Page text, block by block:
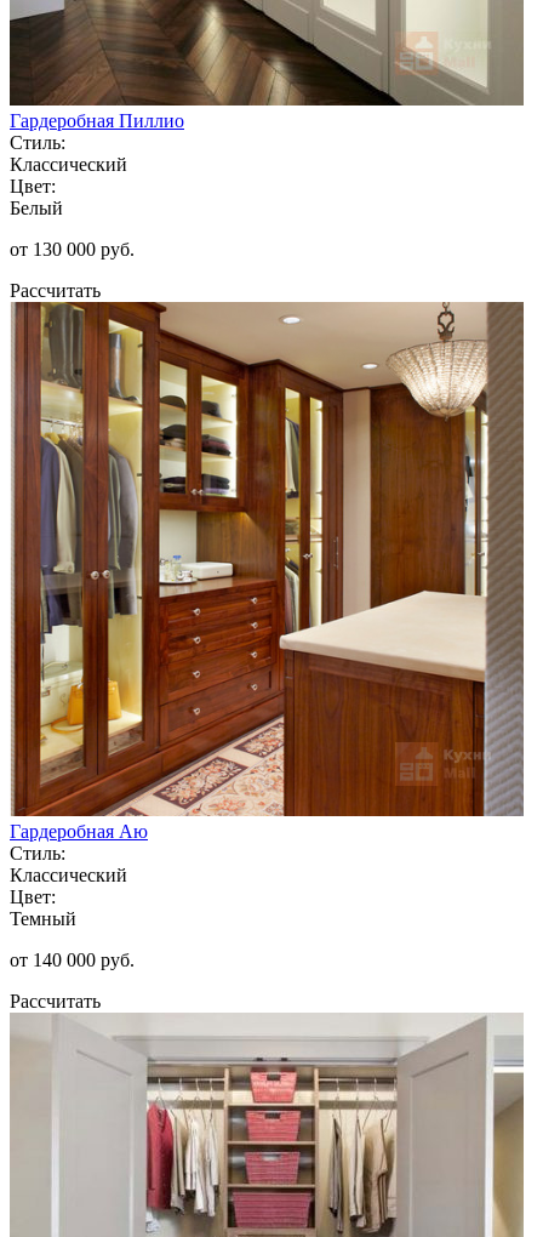
Гардеробная Пиллио
Стиль:
Классический
Цвет:
Белый
от 130 000 руб.
Рассчитать
Гардеробная Аю
Стиль:
Классический
Цвет:
Темный
от 140 000 руб.
Рассчитать